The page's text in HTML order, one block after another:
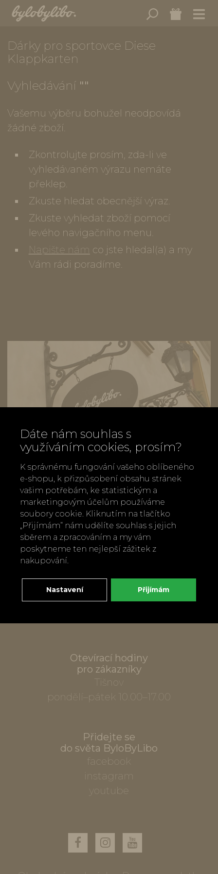
Dárky pro sportovce Diese
Klappkarten
Vyhledávání ""
Vašemu výběru bohužel neodpovídá
žádné zboží.
Zkontrolujte prosím, zda-li ve
vyhledávaném výrazu nemáte
překlep.
Zkuste hledat obecnější výraz.
Zkuste vyhledat zboží pomocí
levého navigačního menu.
Napište nám co jste hledal(a) a my
Vám rádi poradíme.
Zavolejte nám
+420 737 886 915
Napište nám
info@bylobylibo.cz
Setkejme se:
dílna, obchod
Mlýnská 337
Otevírací hodiny
pro zákazníky
Tišnov
pondělí–pátek 10.00–17.00
Přidejte se
do světa ByloByLibo
facebook
instagram
youtube
Dáte nám souhlas s
využíváním cookies, prosím?
K správnému fungování vašeho oblíbeného
e-shopu, k přizpůsobení obsahu stránek
vašim potřebám, ke statistickým a
marketingovým účelům používáme
soubory cookie. Kliknutím na tlačítko
„Přijímám“ nám udělíte souhlas s jejich
sběrem a zpracováním a my vám
poskytneme ten nejlepší zážitek z
nakupování.
Nastavení Přijímám